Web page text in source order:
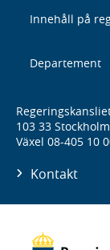
Innehåll på
Departement
103 33 Stockholm
Växel 08-405 10
Kontakt